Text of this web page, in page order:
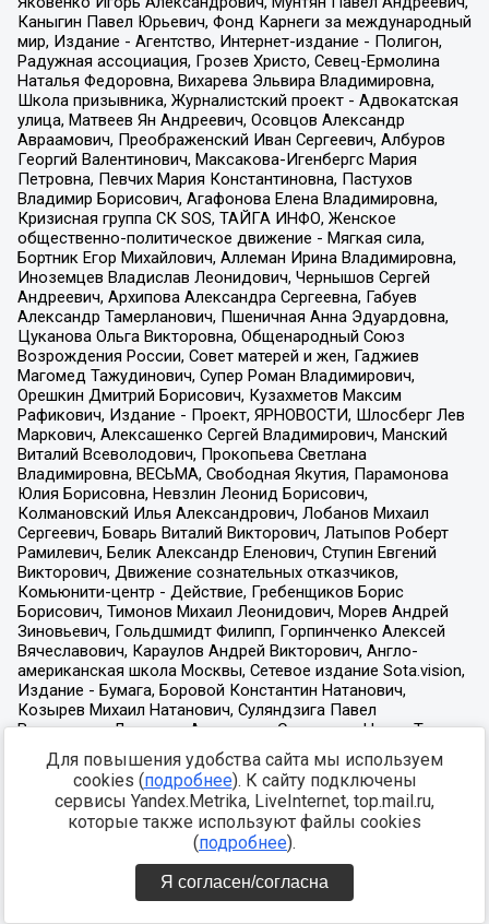
Для повышения удобства сайта мы используем
cookies (подробнее). К сайту подключены
сервисы Yandex.Metrika, LiveInternet, top.mail.ru,
которые также используют файлы cookies
(подробнее).
Я согласен/согласна